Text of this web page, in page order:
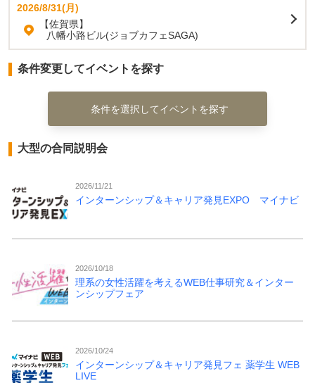
2026/8/31(月)
【佐賀県】
八幡小路ビル(ジョブカフェSAGA)
条件変更してイベントを探す
条件を選択してイベントを探す
大型の合同説明会
2026/11/21
インターンシップ＆キャリア発見EXPO マイナビ
2026/10/18
理系の女性活躍を考えるWEB仕事研究＆インター
ンシップフェア
2026/10/24
インターンシップ＆キャリア発見フェ 薬学生 WEB
LIVE